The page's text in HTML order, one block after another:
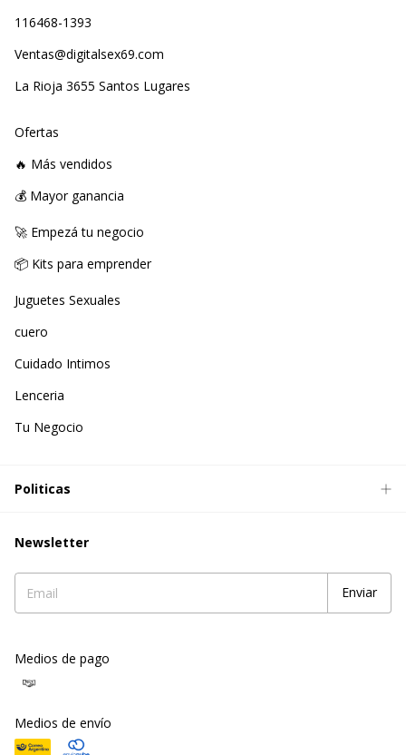
116468-1393
Ventas@digitalsex69.com
La Rioja 3655 Santos Lugares
Ofertas
🔥 Más vendidos
💰 Mayor ganancia
🚀 Empezá tu negocio
📦 Kits para emprender
Juguetes Sexuales
cuero
Cuidado Intimos
Lenceria
Tu Negocio
Politicas
Newsletter
Medios de pago
Medios de envío